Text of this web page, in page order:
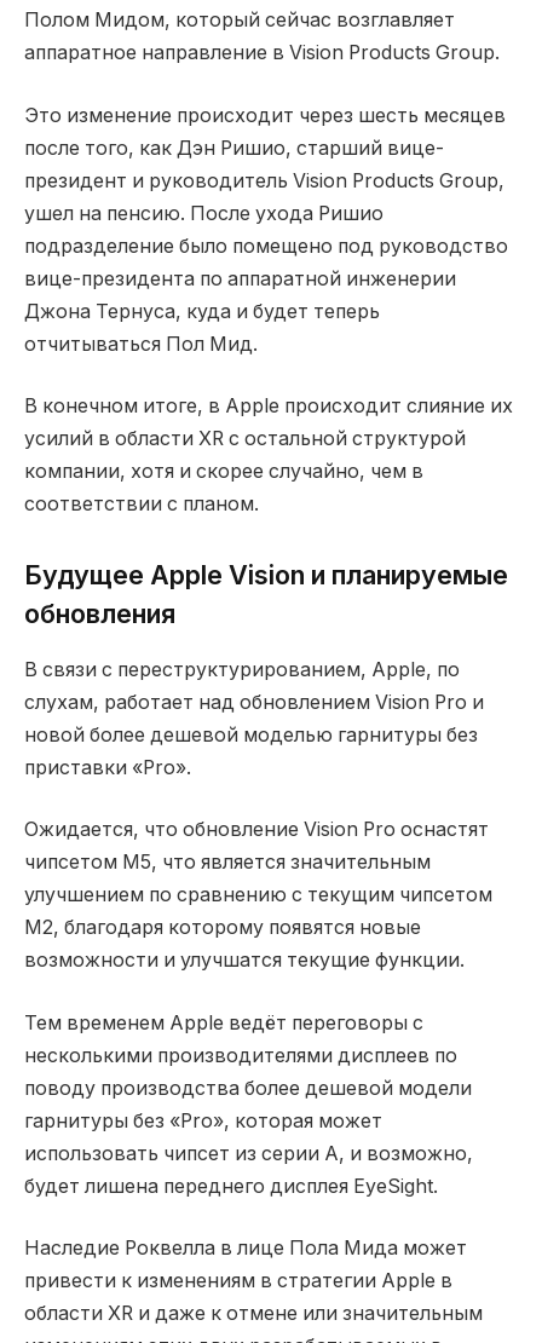
Полом Мидом, который сейчас возглавляет
аппаратное направление в Vision Products Group.
Это изменение происходит через шесть месяцев
после того, как Дэн Ришио, старший вице-
президент и руководитель Vision Products Group,
ушел на пенсию. После ухода Ришио
подразделение было помещено под руководство
вице-президента по аппаратной инженерии
Джона Тернуса, куда и будет теперь
отчитываться Пол Мид.
В конечном итоге, в Apple происходит слияние их
усилий в области XR с остальной структурой
компании, хотя и скорее случайно, чем в
соответствии с планом.
Будущее Apple Vision и планируемые
обновления
В связи с переструктурированием, Apple, по
слухам, работает над обновлением Vision Pro и
новой более дешевой моделью гарнитуры без
приставки «Pro».
Ожидается, что обновление Vision Pro оснастят
чипсетом M5, что является значительным
улучшением по сравнению с текущим чипсетом
M2, благодаря которому появятся новые
возможности и улучшатся текущие функции.
Тем временем Apple ведёт переговоры с
несколькими производителями дисплеев по
поводу производства более дешевой модели
гарнитуры без «Pro», которая может
использовать чипсет из серии A, и возможно,
будет лишена переднего дисплея EyeSight.
Наследие Роквелла в лице Пола Мида может
привести к изменениям в стратегии Apple в
области XR и даже к отмене или значительным